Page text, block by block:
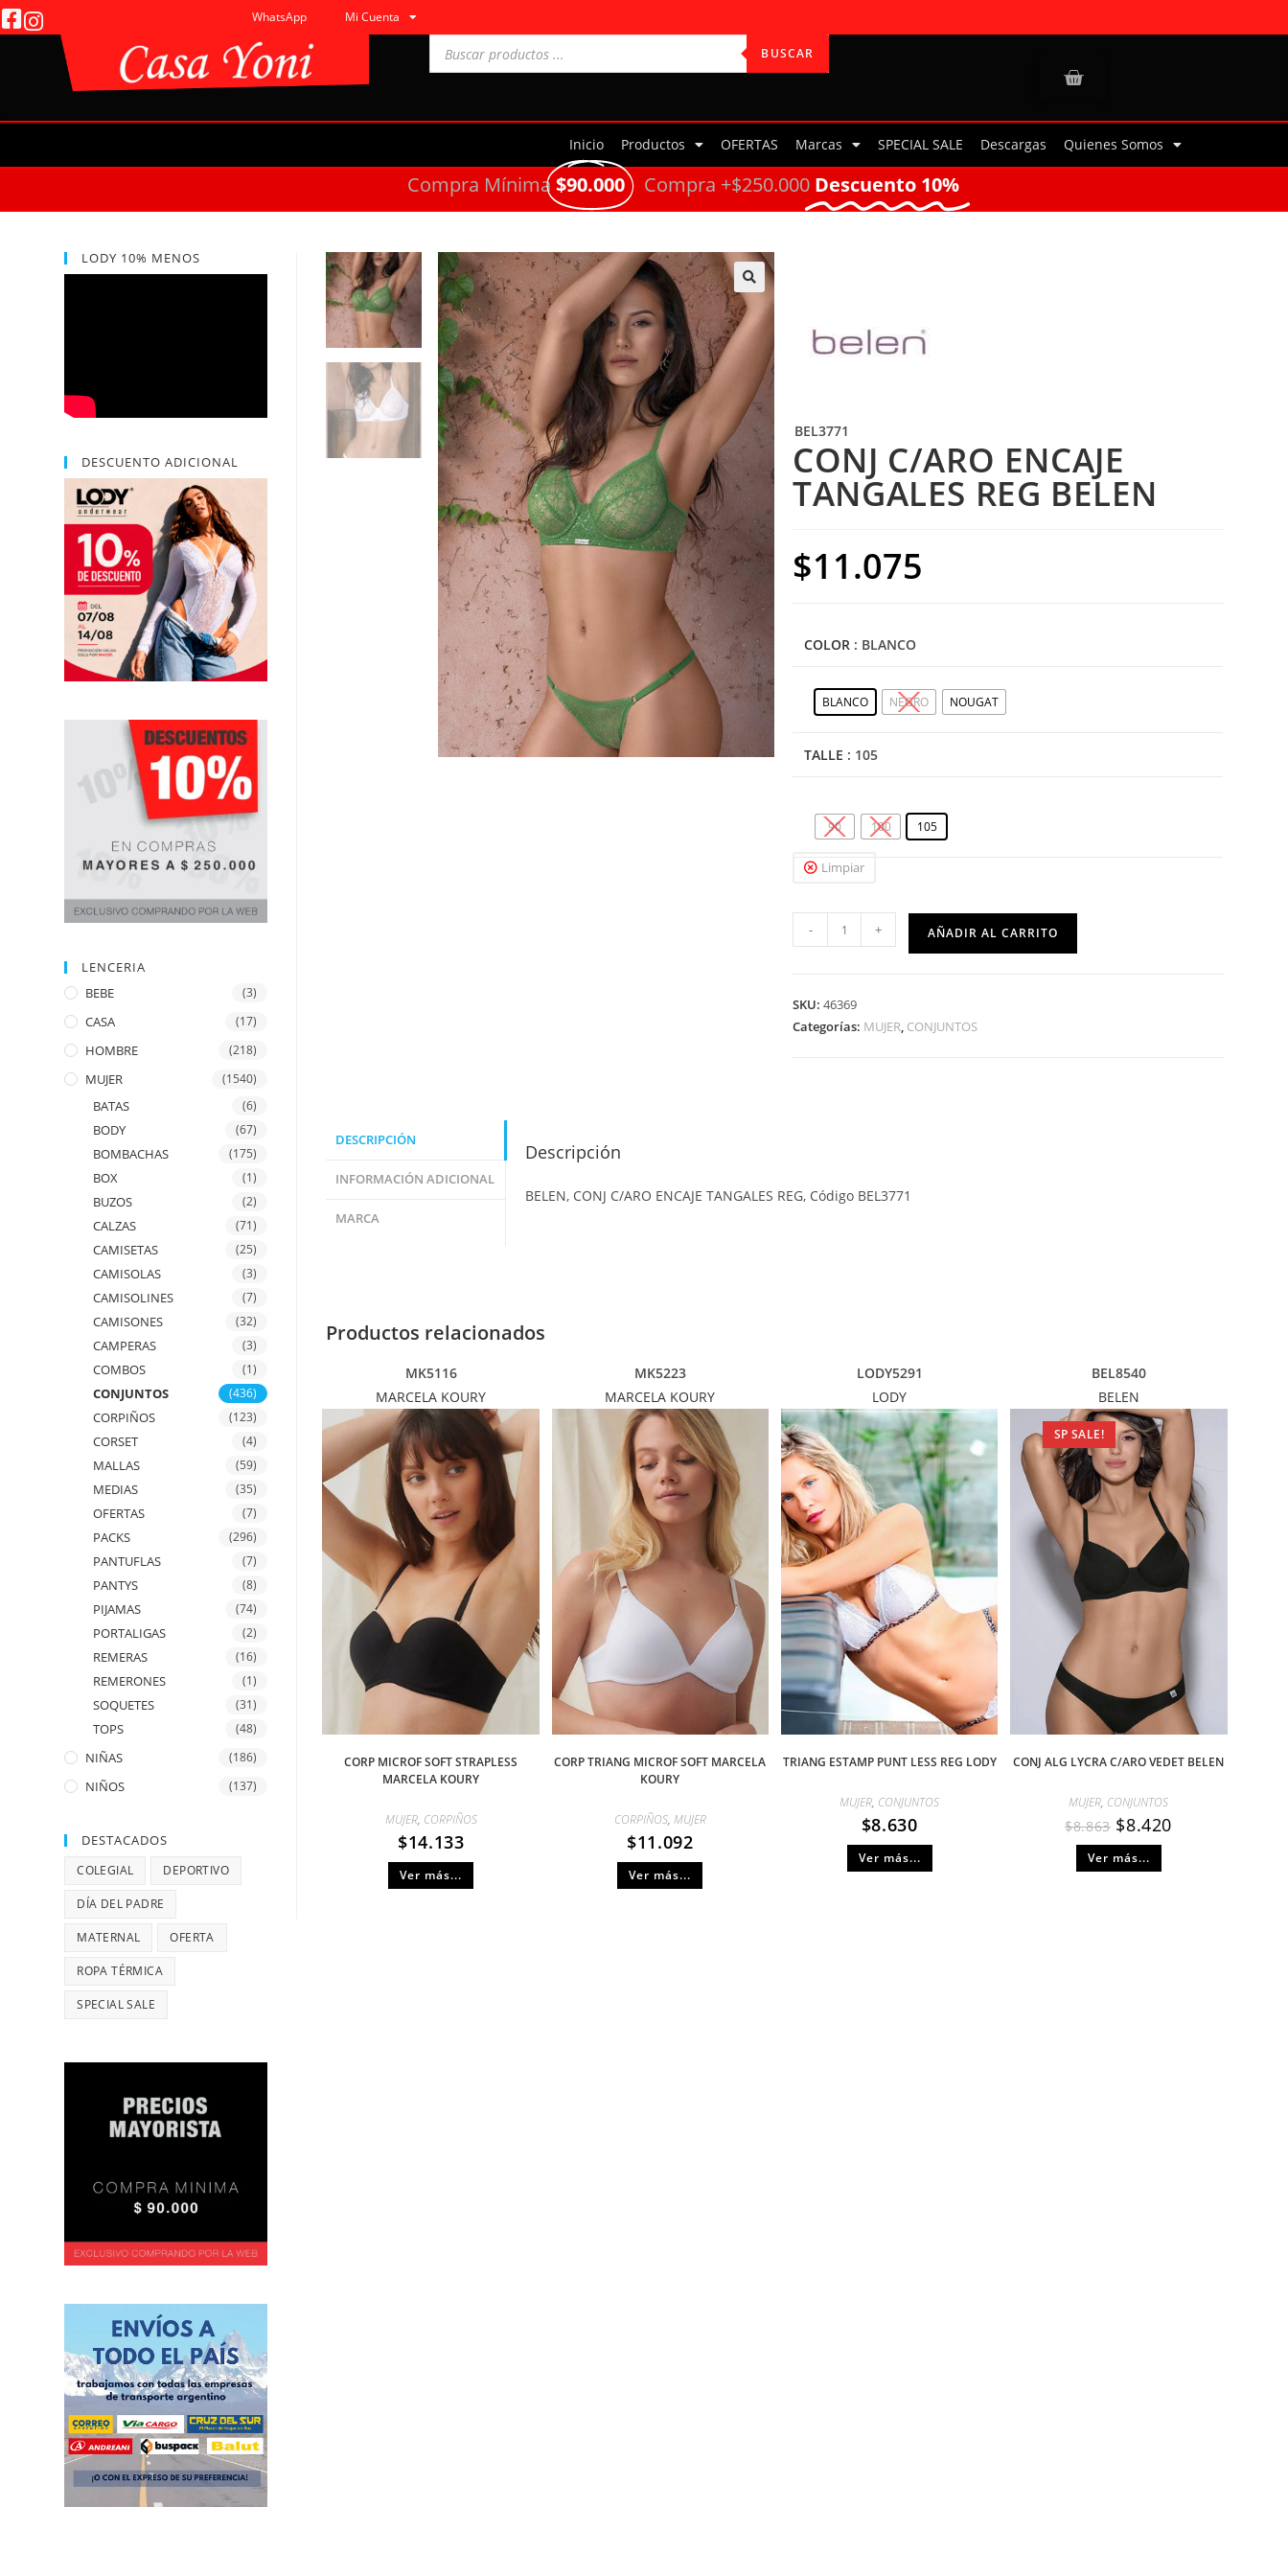
WhatsApp Mi Cuenta
BUSCAR
Inicio Productos OFERTAS Marcas SPECIAL SALE Descargas Quienes Somos
Compra Mínima$90.000 Compra +$250.000 Descuento 10%
🔍
BEL3771
CONJ C/ARO ENCAJE
TANGALES REG BELEN
$11.075
COLOR : BLANCO
BLANCO NEGRO NOUGAT
TALLE : 105
90 100 105
Limpiar
- + AÑADIR AL CARRITO
SKU:46369
Categorías: MUJER, CONJUNTOS
DESCRIPCIÓN
INFORMACIÓN ADICIONAL
MARCA
Descripción
BELEN, CONJ C/ARO ENCAJE TANGALES REG, Código BEL3771
Productos relacionados
MK5116
MARCELA KOURY
CORP MICROF SOFT STRAPLESS
MARCELA KOURY
MUJER, CORPIÑOS
$14.133
Ver más...
MK5223
MARCELA KOURY
CORP TRIANG MICROF SOFT MARCELA
KOURY
CORPIÑOS, MUJER
$11.092
Ver más...
LODY5291
LODY
TRIANG ESTAMP PUNT LESS REG LODY
MUJER, CONJUNTOS
$8.630
Ver más...
BEL8540
BELEN
SP SALE!
CONJ ALG LYCRA C/ARO VEDET BELEN
MUJER, CONJUNTOS
$8.863 $8.420
Ver más...
LODY 10% MENOS
DESCUENTO ADICIONAL
LENCERIA
BEBE
(3)
CASA (17)
HOMBRE (218)
MUJER (1540)
BATAS (6)
BODY (67)
BOMBACHAS (175)
BOX (1)
BUZOS (2)
CALZAS (71)
CAMISETAS (25)
CAMISOLAS (3)
CAMISOLINES (7)
CAMISONES (32)
CAMPERAS (3)
COMBOS (1)
CONJUNTOS (436)
CORPIÑOS (123)
CORSET (4)
MALLAS (59)
MEDIAS (35)
OFERTAS (7)
PACKS (296)
PANTUFLAS (7)
PANTYS (8)
PIJAMAS (74)
PORTALIGAS (2)
REMERAS (16)
REMERONES (1)
SOQUETES (31)
TOPS (48)
NIÑAS (186)
NIÑOS (137)
DESTACADOS
COLEGIAL DEPORTIVO
DÍA DEL PADRE
MATERNAL OFERTA
ROPA TÉRMICA
SPECIAL SALE